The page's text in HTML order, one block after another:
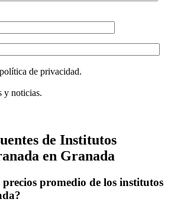
de privacidad.
y noticias.
de Institutos
en Granada
precios promedio de los institutos